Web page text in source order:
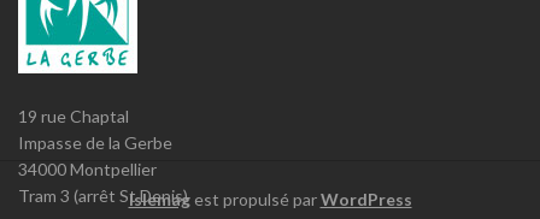
19 rue Chaptal
Impasse de la Gerbe
34000 Montpellier
Tram 3 (arrêt St Denis)
Islemagest propulsé parWordPress